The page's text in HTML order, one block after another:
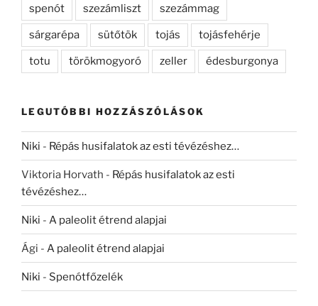
spenót szezámliszt szezámmag
sárgarépa sütőtök tojás tojásfehérje
totu törökmogyoró zeller édesburgonya
LEGUTÓBBI HOZZÁSZÓLÁSOK
Niki - Répás husifalatok az esti tévézéshez…
Viktoria Horvath - Répás husifalatok az esti
tévézéshez…
Niki - A paleolit étrend alapjai
Ági - A paleolit étrend alapjai
Niki - Spenótfőzelék